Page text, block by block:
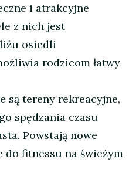
i atrakcyjne
z nich jest
osiedli
rodzicom łatwy
są tereny rekreacyjne,
spędzania czasu
Powstają nowe
do fitnessu na świeżym